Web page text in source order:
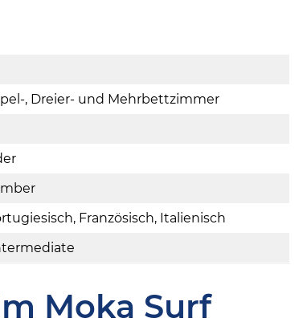
, Dreier- und Mehrbettzimmer
Französisch, Italienisch
Moka Surf